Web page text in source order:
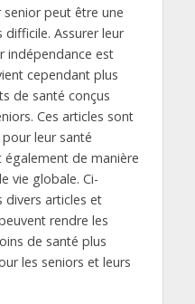
senior peut être une
Assurer leur
indépendance est
cependant plus
de santé conçus
Ces articles sont
leur santé
de manière
vie globale. Ci-
divers articles et
rendre les
de santé plus
les seniors et leurs